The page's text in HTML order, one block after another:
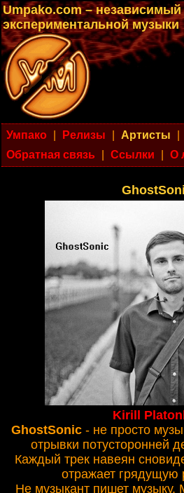
Umpako.com – независимый
экспериментальной музыки
Умпако Релизы Артисты
Обратная связь
Ссылки О
Kirill
GhostSonic- не просто
отрывки потусторонней
Каждый трек навеян
отражает грядущую
Не музыкант пишет музыку.